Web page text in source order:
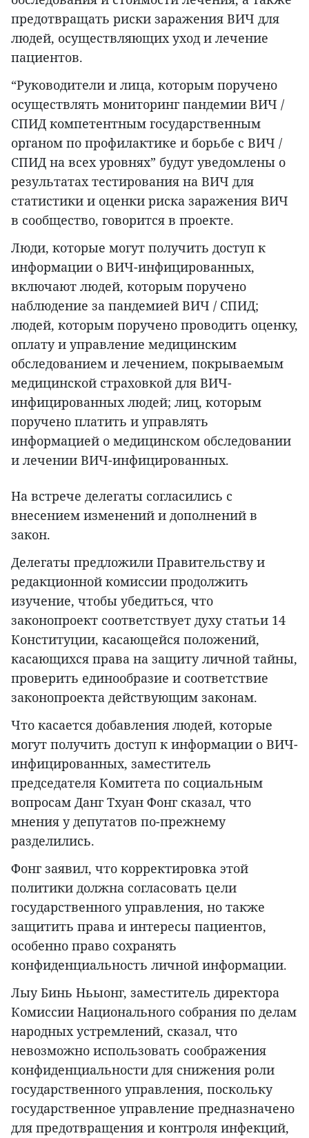
предотвращать риски заражения ВИЧ для
людей, осуществляющих уход и лечение
пациентов.
“Руководители и лица, которым поручено
осуществлять мониторинг пандемии ВИЧ /
СПИД компетентным государственным
органом по профилактике и борьбе с ВИЧ /
СПИД на всех уровнях” будут уведомлены о
результатах тестирования на ВИЧ для
статистики и оценки риска заражения ВИЧ
в сообщество, говорится в проекте.
Люди, которые могут получить доступ к
информации о ВИЧ-инфицированных,
включают людей, которым поручено
наблюдение за пандемией ВИЧ / СПИД;
людей, которым поручено проводить оценку,
оплату и управление медицинским
обследованием и лечением, покрываемым
медицинской страховкой для ВИЧ-
инфицированных людей; лиц, которым
поручено платить и управлять
информацией о медицинском обследовании
и лечении ВИЧ-инфицированных.
На встрече делегаты согласились с
внесением изменений и дополнений в
закон.
Делегаты предложили Правительству и
редакционной комиссии продолжить
изучение, чтобы убедиться, что
законопроект соответствует духу статьи 14
Конституции, касающейся положений,
касающихся права на защиту личной тайны,
проверить единообразие и соответствие
законопроекта действующим законам.
Что касается добавления людей, которые
могут получить доступ к информации о ВИЧ-
инфицированных, заместитель
председателя Комитета по социальным
вопросам Данг Тхуан Фонг сказал, что
мнения у депутатов по-прежнему
разделились.
Фонг заявил, что корректировка этой
политики должна согласовать цели
государственного управления, но также
защитить права и интересы пациентов,
особенно право сохранять
конфиденциальность личной информации.
Лыу Бинь Ньыонг, заместитель директора
Комиссии Национального собрания по делам
народных устремлений, сказал, что
невозможно использовать соображения
конфиденциальности для снижения роли
государственного управления, поскольку
государственное управление предназначено
для предотвращения и контроля инфекций,